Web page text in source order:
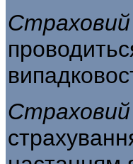
Страховий
Страховий